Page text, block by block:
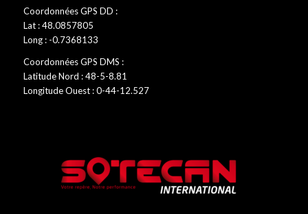
Coordonnées GPS DD :
Lat : 48.0857805
Long : -0.7368133
Coordonnées GPS DMS :
Latitude Nord : 48-5-8.81
Longitude Ouest : 0-44-12.527